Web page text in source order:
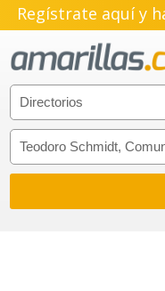
Regístrate aquí y